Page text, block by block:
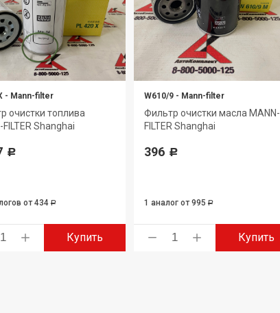
- Mann-filter
очистки топлива
FILTER Shanghai
Р
от 434 Р
Купить
W610/9 - Mann-filter
Фильтр очистки масла MANN-
FILTER Shanghai
396 Р
1 аналог от 995 Р
Купить